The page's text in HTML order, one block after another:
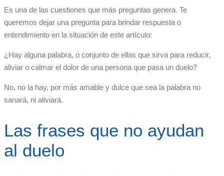
Es una de las cuestiones que más preguntas genera. Te
queremos dejar una pregunta para brindar respuesta o
entendimiento en la situación de este artículo:
¿Hay alguna palabra, o conjunto de ellas que sirva para reducir,
aliviar o calmar el dolor de una persona que pasa un duelo?
No, no la hay, por más amable y dulce que sea la palabra no
sanará, ni aliviará.
Las frases que no ayudan
al duelo